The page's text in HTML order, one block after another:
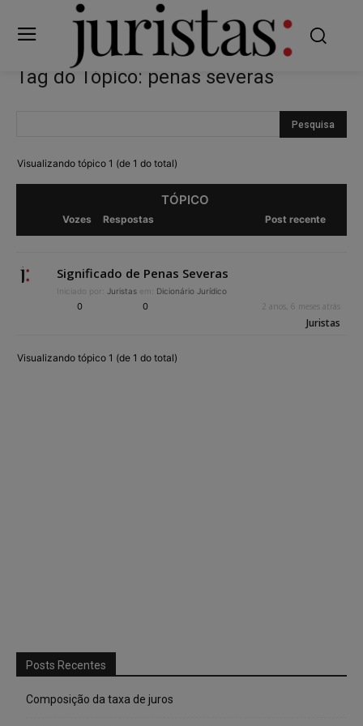
Tag do Tópico: penas severas
Visualizando tópico 1 (de 1 do total)
TÓPICO
Vozes Respostas Post recente
Significado de Penas Severas
Iniciado por: Juristas em: Dicionário Jurídico
0 0 2 anos, 6 meses atrás
Juristas
Visualizando tópico 1 (de 1 do total)
Posts Recentes
Composição da taxa de juros